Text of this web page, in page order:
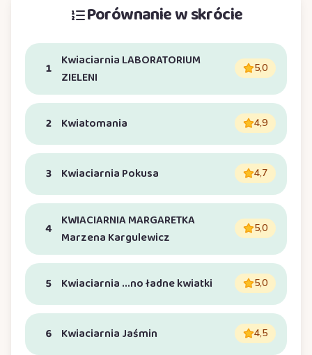
Porównanie w skrócie
1 Kwiaciarnia LABORATORIUM
ZIELENI
5,0
2 Kwiatomania 4,9
3 Kwiaciarnia Pokusa 4,7
4 KWIACIARNIA MARGARETKA
Marzena Kargulewicz
5,0
5 Kwiaciarnia ...no ładne kwiatki 5,0
6 Kwiaciarnia Jaśmin 4,5